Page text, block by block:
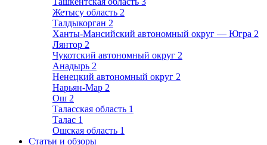
Жетысу область 2
Талдыкорган 2
Ханты-Мансийский автономный округ — Югра 2
Лянтор 2
Чукотский автономный округ 2
Анадырь 2
Ненецкий автономный округ 2
Нарьян-Мар 2
Ош 2
Таласская область 1
Талас 1
Ошская область 1
Статьи и обзоры